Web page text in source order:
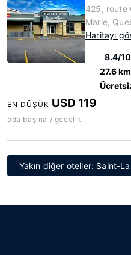
425, route
Marie,
Haritayı
8.4/10
27.6 km
EN DÜŞÜK USD 119
oda başına / gecelik
Yakın diğer oteller: Saint-